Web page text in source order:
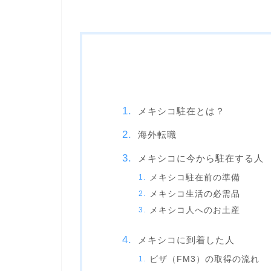
メキシコ駐在とは？
海外転職
メキシコに今から駐在する人
メキシコ駐在前の準備
メキシコ生活の必需品
メキシコ人へのお土産
メキシコに到着した人
ビザ（FM3）の取得の流れ